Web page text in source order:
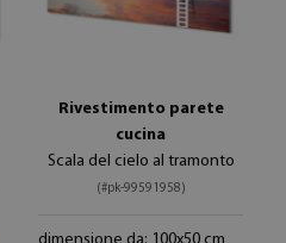
Rivestimento parete
cucina
Scala del cielo al tramonto
(#pk-99591958)